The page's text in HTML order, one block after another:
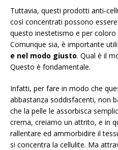
Tuttavia, questi prodotti anti-
così concentrati possono
questo inestetismo e per
Comunque sia, è importante
e nel modo giusto. Qual è il
Questo è fondamentale.
Infatti, per fare in modo che
abbastanza soddisfacenti, non
che la pelle le assorbisca
crema, creiamo un attrito, e in
rallentare ed ammorbidire il
si concentra la cellulite. Ma